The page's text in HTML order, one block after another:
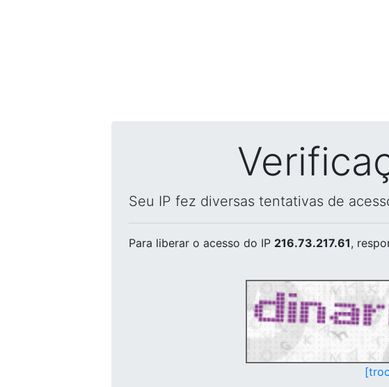
Seu IP fez diversas tentativas de
Para liberar o acesso do IP 216.73.217.61,